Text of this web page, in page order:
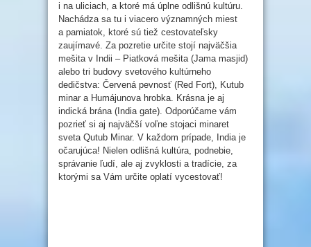
i na uliciach, a ktoré má úplne odlišnú kultúru.
Nachádza sa tu i viacero významných miest
a pamiatok, ktoré sú tiež cestovateľsky
zaujímavé. Za pozretie určite stojí najväčšia
mešita v Indii – Piatková mešita (Jama masjid)
alebo tri budovy svetového kultúrneho
dedičstva: Červená pevnosť (Red Fort), Kutub
minar a Humájunova hrobka. Krásna je aj
indická brána (India gate). Odporúčame vám
pozrieť si aj najväčší voľne stojaci minaret
sveta Qutub Minar. V každom prípade, India je
očarujúca! Nielen odlišná kultúra, podnebie,
správanie ľudí, ale aj zvyklosti a tradície, za
ktorými sa Vám určite oplatí vycestovať!